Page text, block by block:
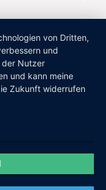
von Dritten,
und
der Nutzer
und kann meine
Zukunft widerrufen